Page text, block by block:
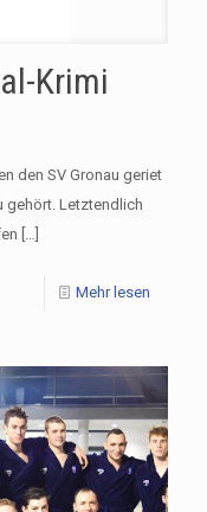
Krimi
den SV Gronau geriet
gehört. Letztendlich
[…]
Mehr lesen